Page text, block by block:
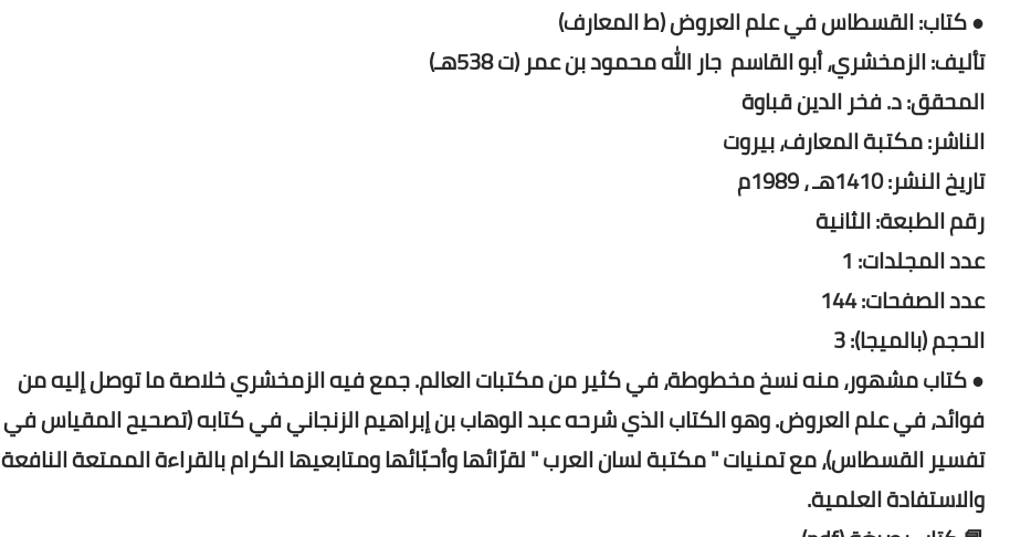
● كتاب: القسطاس في علم العروض (ط المعارف)
تأليف: الزمخشري، أبو القاسم جار الله محمود بن عمر (ت 538هـ)
المحقق: د. فخر الدين قباوة
الناشر: مكتبة المعارف، بيروت
تاريخ النشر: 1410هـ ، 1989م
رقم الطبعة: الثانية
عدد المجلدات: 1
عدد الصفحات: 144
الحجم (بالميجا): 3
● كتاب مشهور، منه نسخ مخطوطة، في كثير من مكتبات العالم. جمع فيه الزمخشري خلاصة ما توصل إليه من
فوائد، في علم العروض. وهو الكتاب الذي شرحه عبد الوهاب بن إبراهيم الزنجاني في كتابه (تصحيح المقياس في
تفسير القسطاس)، مع تمنيات " مكتبة لسان العرب " لقرّائها وأحبّائها ومتابعيها الكرام بالقراءة الممتعة النافعة
والاستفادة العلمية.